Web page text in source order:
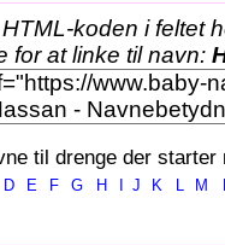
koden i feltet
for at linke til navn:
til drenge der starter
D E F G H J K L M